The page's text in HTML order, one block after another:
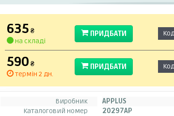
635 ₴
на складі
ПРИДБАТИ
590 ₴
термін 2 дн.
ПРИДБАТИ
Виробник
APPLUS
Каталоговий номер
20297AP